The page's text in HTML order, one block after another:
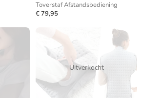
Toverstaf Afstandsbediening
€ 79,95
Uitverkocht